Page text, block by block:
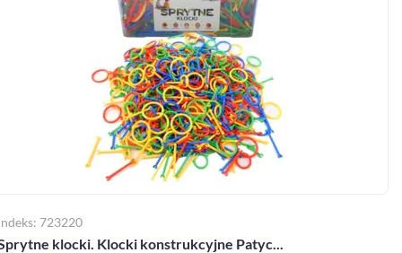
723220
klocki. Klocki konstrukcyjne Patyc...